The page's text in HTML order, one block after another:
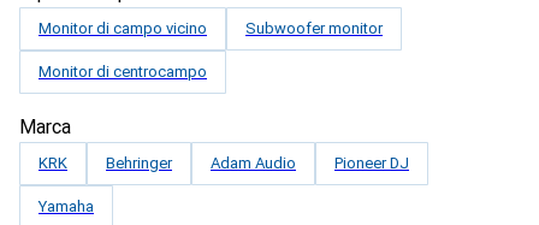
Monitor di campo vicino Subwoofer monitor
Monitor di centrocampo
Marca
KRK Behringer Adam Audio Pioneer DJ
Yamaha